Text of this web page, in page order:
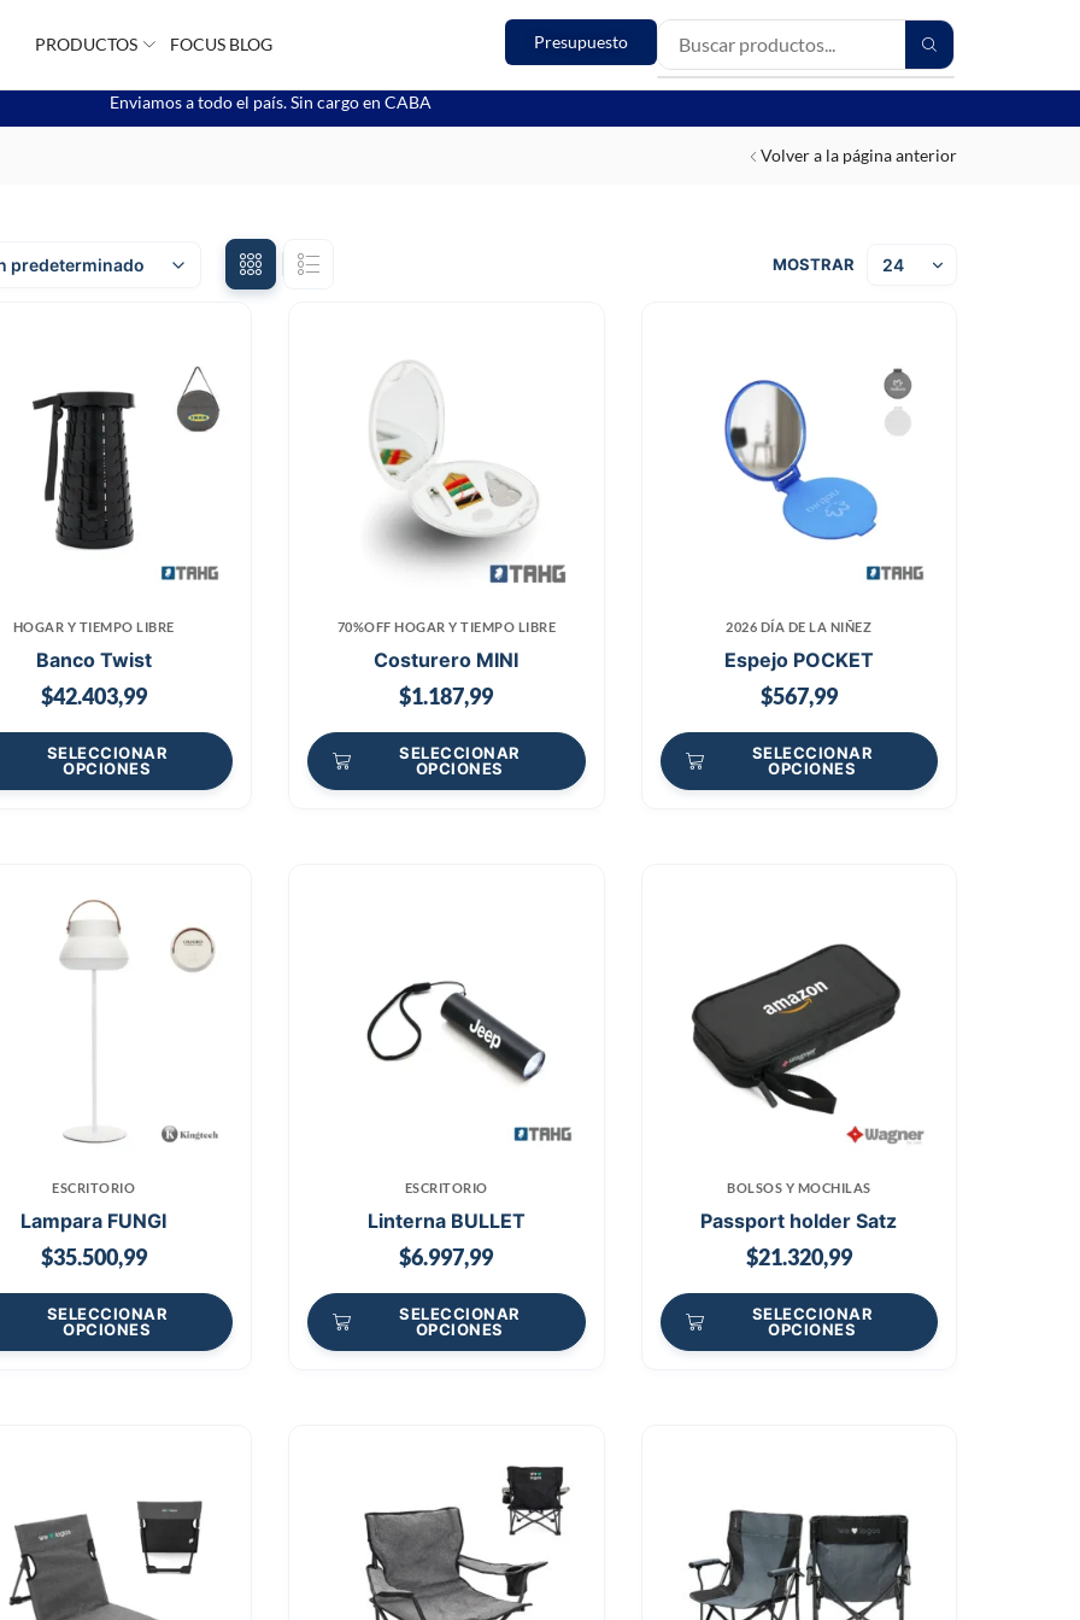
PRODUCTOS FOCUS BLOG Presupuesto
Enviamos a todo el país. Sin cargo en CABA
Volver a la página anterior
MOSTRAR
HOGAR Y TIEMPO LIBRE
Banco Twist
$42.403,99
SELECCIONAR
OPCIONES
70%OFF HOGAR Y TIEMPO LIBRE
Costurero MINI
$1.187,99
SELECCIONAR
OPCIONES
2026 DÍA DE LA NIÑEZ
Espejo POCKET
$567,99
SELECCIONAR
OPCIONES
ESCRITORIO
Lampara FUNGI
$35.500,99
SELECCIONAR
OPCIONES
ESCRITORIO
Linterna BULLET
$6.997,99
SELECCIONAR
OPCIONES
BOLSOS Y MOCHILAS
Passport holder Satz
$21.320,99
SELECCIONAR
OPCIONES